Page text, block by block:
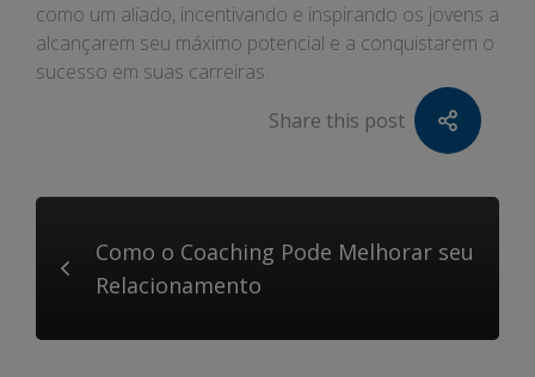
como um aliado, incentivando e inspirando os jovens a
alcançarem seu máximo potencial e a conquistarem o
sucesso em suas carreiras.
Share this post
Como o Coaching Pode Melhorar seu
Relacionamento